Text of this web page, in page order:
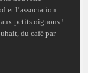
et l’association
petits oignons !
du café par